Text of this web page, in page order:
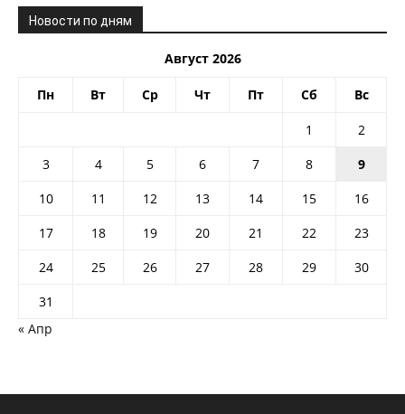
Новости по дням
Август 2026
Пн Вт Ср Чт Пт Сб Вс
1
2
3
4 5 6 7 8
9
10
11 12 13 14 15
16
17
18 19 20 21 22
23
24
25 26 27 28 29
30
31
« Апр